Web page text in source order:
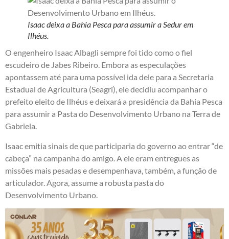
Isaac deixa a Bahia Pesca para assumir a Sedur em
Ilhéus.
O engenheiro Isaac Albagli sempre foi tido como o fiel
escudeiro de Jabes Ribeiro. Embora as especulações
apontassem até para uma possível ida dele para a Secretaria
Estadual de Agricultura (Seagri), ele decidiu acompanhar o
prefeito eleito de Ilhéus e deixará a presidência da Bahia Pesca
para assumir a Pasta do Desenvolvimento Urbano na Terra de
Gabriela.
Isaac emitia sinais de que participaria do governo ao entrar “de
cabeça” na campanha do amigo. A ele eram entregues as
missões mais pesadas e desempenhava, também, a função de
articulador. Agora, assume a robusta pasta do
Desenvolvimento Urbano.